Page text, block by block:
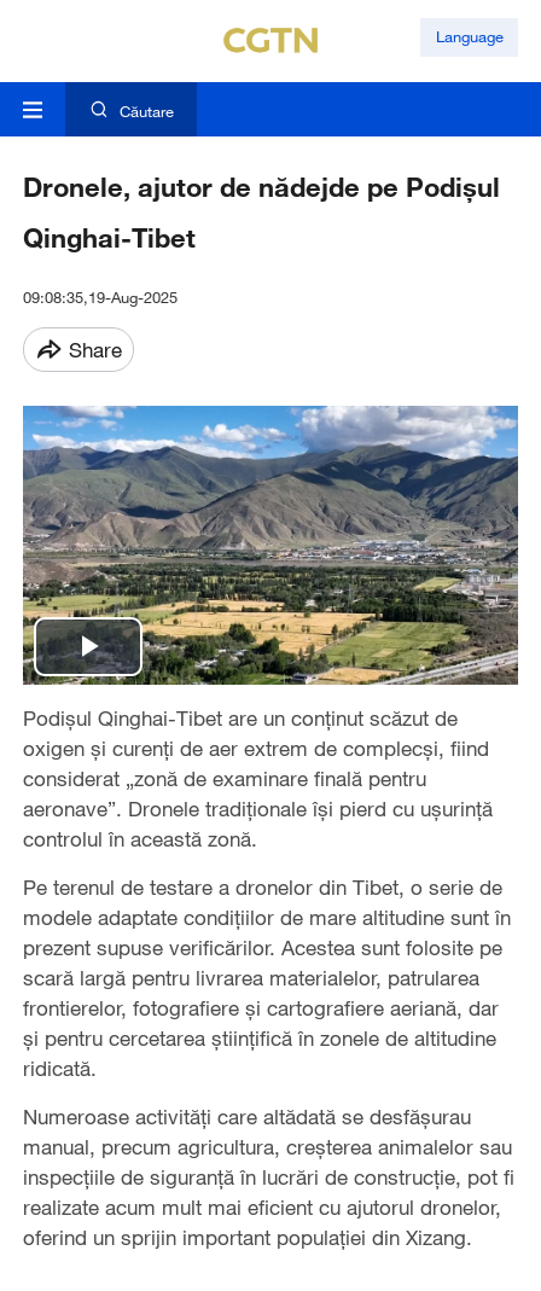
Language
Căutare
Dronele, ajutor de nădejde pe Podișul
Qinghai-Tibet
09:08:35,19-Aug-2025
Share
Play
Video
Podișul Qinghai-Tibet are un conținut scăzut de
oxigen și curenți de aer extrem de complecși, fiind
considerat „zonă de examinare finală pentru
aeronave”. Dronele tradiționale își pierd cu ușurință
controlul în această zonă.
Pe terenul de testare a dronelor din Tibet, o serie de
modele adaptate condițiilor de mare altitudine sunt în
prezent supuse verificărilor. Acestea sunt folosite pe
scară largă pentru livrarea materialelor, patrularea
frontierelor, fotografiere și cartografiere aeriană, dar
și pentru cercetarea științifică în zonele de altitudine
ridicată.
Numeroase activități care altădată se desfășurau
manual, precum agricultura, creșterea animalelor sau
inspecțiile de siguranță în lucrări de construcție, pot fi
realizate acum mult mai eficient cu ajutorul dronelor,
oferind un sprijin important populației din Xizang.